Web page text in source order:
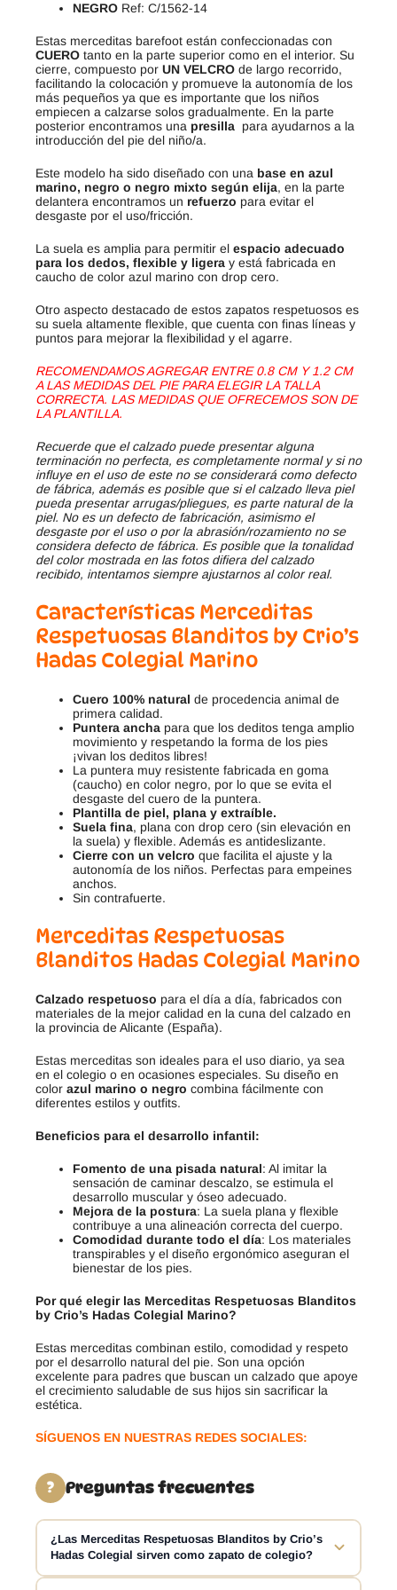
NEGRO Ref: C/1562-14
Estas merceditas barefoot están confeccionadas con
CUERO tanto en la parte superior como en el interior. Su
cierre, compuesto por UN VELCRO de largo recorrido,
facilitando la colocación y promueve la autonomía de los
más pequeños ya que es importante que los niños
empiecen a calzarse solos gradualmente. En la parte
posterior encontramos una presilla para ayudarnos a la
introducción del pie del niño/a.
Este modelo ha sido diseñado con una base en azul
marino, negro o negro mixto según elija, en la parte
delantera encontramos un refuerzo para evitar el
desgaste por el uso/fricción.
La suela es amplia para permitir el espacio adecuado
para los dedos, flexible y ligera y está fabricada en
caucho de color azul marino con drop cero.
Otro aspecto destacado de estos zapatos respetuosos es
su suela altamente flexible, que cuenta con finas líneas y
puntos para mejorar la flexibilidad y el agarre.
RECOMENDAMOS AGREGAR ENTRE 0.8 CM Y 1.2 CM
A LAS MEDIDAS DEL PIE PARA ELEGIR LA TALLA
CORRECTA. LAS MEDIDAS QUE OFRECEMOS SON DE
LA PLANTILLA.
Recuerde que el calzado puede presentar alguna
terminación no perfecta, es completamente normal y si no
influye en el uso de este no se considerará como defecto
de fábrica, además es posible que si el calzado lleva piel
pueda presentar arrugas/pliegues, es parte natural de la
piel. No es un defecto de fabricación, asimismo el
desgaste por el uso o por la abrasión/rozamiento no se
considera defecto de fábrica. Es posible que la tonalidad
del color mostrada en las fotos difiera del calzado
recibido, intentamos siempre ajustarnos al color real.
Características Merceditas
Respetuosas Blanditos by Crio’s
Hadas Colegial Marino
Cuero 100% natural de procedencia animal de
primera calidad.
Puntera ancha para que los deditos tenga amplio
movimiento y respetando la forma de los pies
¡vivan los deditos libres!
La puntera muy resistente fabricada en goma
(caucho) en color negro, por lo que se evita el
desgaste del cuero de la puntera.
Plantilla de piel, plana y extraíble.
Suela fina, plana con drop cero (sin elevación en
la suela) y flexible. Además es antideslizante.
Cierre con un velcro que facilita el ajuste y la
autonomía de los niños. Perfectas para empeines
anchos.
Sin contrafuerte.
Merceditas Respetuosas
Blanditos Hadas Colegial Marino
Calzado respetuoso para el día a día, fabricados con
materiales de la mejor calidad en la cuna del calzado en
la provincia de Alicante (España).
Estas merceditas son ideales para el uso diario, ya sea
en el colegio o en ocasiones especiales. Su diseño en
color azul marino o negro combina fácilmente con
diferentes estilos y outfits.
Beneficios para el desarrollo infantil:
Fomento de una pisada natural: Al imitar la
sensación de caminar descalzo, se estimula el
desarrollo muscular y óseo adecuado.
Mejora de la postura: La suela plana y flexible
contribuye a una alineación correcta del cuerpo.
Comodidad durante todo el día: Los materiales
transpirables y el diseño ergonómico aseguran el
bienestar de los pies.
Por qué elegir las Merceditas Respetuosas Blanditos
by Crio’s Hadas Colegial Marino?
Estas merceditas combinan estilo, comodidad y respeto
por el desarrollo natural del pie. Son una opción
excelente para padres que buscan un calzado que apoye
el crecimiento saludable de sus hijos sin sacrificar la
estética.
SÍGUENOS EN NUESTRAS REDES SOCIALES:
? Preguntas frecuentes
¿Las Merceditas Respetuosas Blanditos by Crio’s
Hadas Colegial sirven como zapato de colegio?